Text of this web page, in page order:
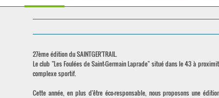
27ème édition du SAINTGER'TRAIL.
Le club "Les Foulées de Saint-Germain Laprade" situé dans le 43 à
complexe sportif.
Cette année, en plus d'être éco-responsable, nous proposons une